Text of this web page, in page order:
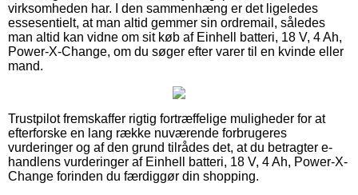
virksomheden har. I den sammenhæng er det ligeledes
essesentielt, at man altid gemmer sin ordremail, således
man altid kan vidne om sit køb af Einhell batteri, 18 V, 4 Ah,
Power-X-Change, om du søger efter varer til en kvinde eller
mand.
Trustpilot fremskaffer rigtig fortræffelige muligheder for at
efterforske en lang række nuværende forbrugeres
vurderinger og af den grund tilrådes det, at du betragter e-
handlens vurderinger af Einhell batteri, 18 V, 4 Ah, Power-X-
Change forinden du færdiggør din shopping.